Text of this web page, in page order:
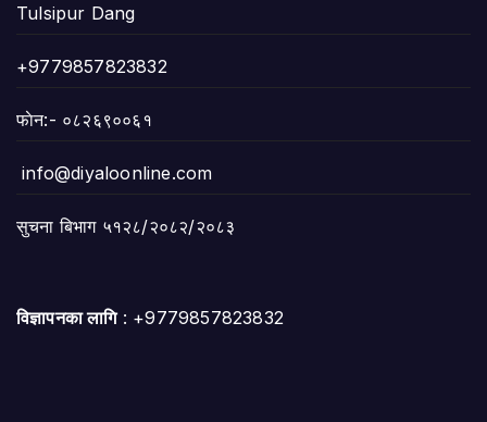
Tulsipur Dang
+9779857823832
फाेन:- ०८२६९००६१
info@diyaloonline.com
सुचना बिभाग ५१२८/२०८२/२०८३
विज्ञापनका लागि: +9779857823832